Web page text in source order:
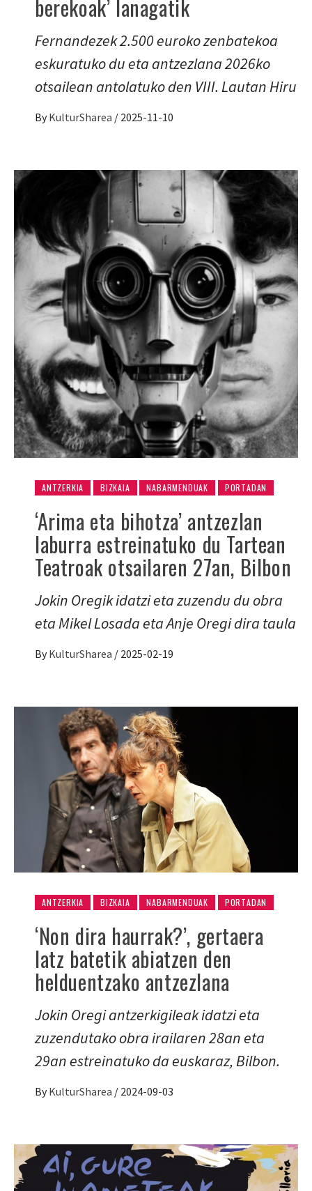
berekoak’ lanagatik
Fernandezek 2.500 euroko zenbatekoa
eskuratuko du eta antzezlana 2026ko
otsailean antolatuko den VIII. Lautan Hiru
By KulturSharea / 2025-11-10
ANTZERKIA BIZKAIA NABARMENDUAK PORTADAN
‘Arima eta bihotza’ antzezlan
laburra estreinatuko du Tartean
Teatroak otsailaren 27an, Bilbon
Jokin Oregik idatzi eta zuzendu du obra
eta Mikel Losada eta Anje Oregi dira taula
By KulturSharea / 2025-02-19
ANTZERKIA BIZKAIA NABARMENDUAK PORTADAN
‘Non dira haurrak?’, gertaera
latz batetik abiatzen den
helduentzako antzezlana
Jokin Oregi antzerkigileak idatzi eta
zuzendutako obra irailaren 28an eta
29an estreinatuko da euskaraz, Bilbon.
By KulturSharea / 2024-09-03